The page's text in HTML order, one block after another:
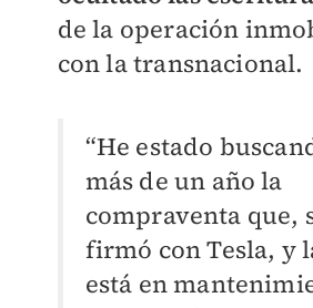
de la operación
con la transnacional.
“He estado
más de un año la
compraventa que,
firmó con Tesla, y
está en